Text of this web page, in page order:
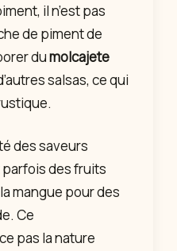
il n’est pas
de piment de
dumolcajete
salsas, ce qui
des saveurs
des fruits
mangue pour des
Ce
pas la nature